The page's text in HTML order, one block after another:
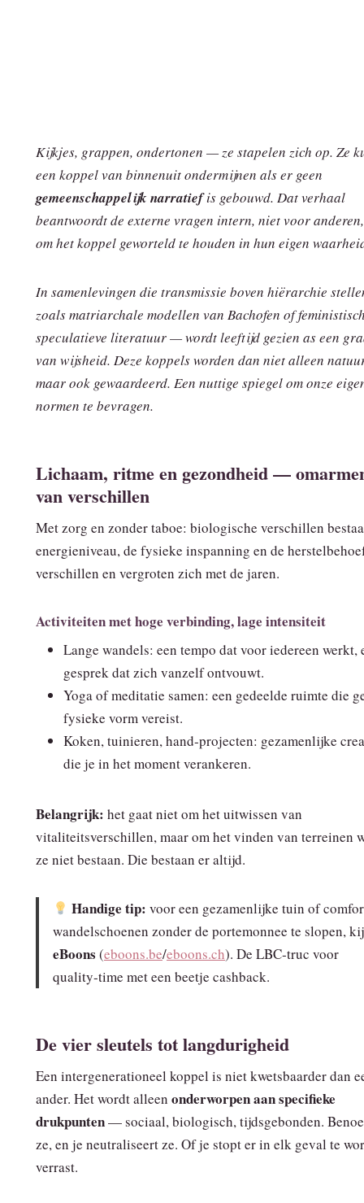
Kijkjes, grappen, ondertonen — ze stapelen zich op. Ze
een koppel van binnenuit ondermijnen als er geen
gemeenschappelijk narratiefis gebouwd. Dat verhaal
beantwoordt de externe vragen intern, niet voor
om het koppel geworteld te houden in hun eigen
In samenlevingen die transmissie boven hiërarchie
zoals matriarchale modellen van Bachofen of
speculatieve literatuur — wordt leeftijd gezien as een
van wijsheid. Deze koppels worden dan niet alleen
maar ook gewaardeerd. Een nuttige spiegel om onze
normen te bevragen.
Lichaam, ritme en gezondheid —
van verschillen
Met zorg en zonder taboe: biologische verschillen
energieniveau, de fysieke inspanning en de
verschillen en vergroten zich met de jaren.
Activiteiten met hoge verbinding, lage intensiteit
Lange wandels: een tempo dat voor iedereen werkt,
gesprek dat zich vanzelf ontvouwt.
Yoga of meditatie samen: een gedeelde ruimte die
fysieke vorm vereist.
Koken, tuinieren, hand‑projecten: gezamenlijke
die je in het moment verankeren.
Belangrijk: het gaat niet om het uitwissen van
vitaliteitsverschillen, maar om het vinden van terreinen
ze niet bestaan. Die bestaan er altijd.
Handige tip: voor een gezamenlijke tuin of
wandelschoenen zonder de portemonnee te slopen,
eBoons (eboons.be/eboons.ch). De LBC‑truc voor
quality‑time met een beetje cashback.
De vier sleutels tot langdurigheid
Een intergenerationeel koppel is niet kwetsbaarder dan
ander. Het wordt alleen onderworpen aan specifieke
drukpunten— sociaal, biologisch, tijdsgebonden.
ze, en je neutraliseert ze. Of je stopt er in elk geval te
verrast.